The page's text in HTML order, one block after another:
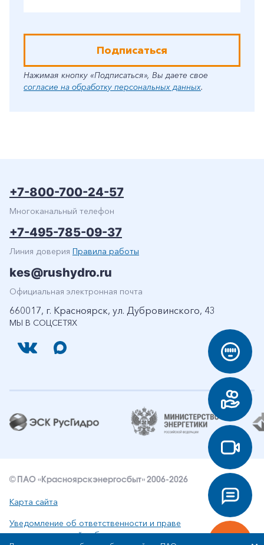
Подписаться
Нажимая кнопку «Подписаться», Вы даете свое
согласие на обработку персональных данных.
МЫ В СОЦСЕТЯХ
+7-800-700-24-57
Многоканальный телефон
+7-495-785-09-37
Линия доверия Правила работы
kes@rushydro.ru
Официальная электронная почта
660017, г. Красноярск, ул. Дубровинского, 43
© ПАО «Красноярскэнергосбыт» 2006-2026
Карта сайта
Уведомление об ответственности и праве
интеллектуальной собственности